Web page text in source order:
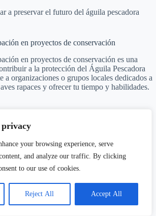
privacy
your browsing experience, serve
and analyze our traffic. By clicking
to our use of cookies.
Reject All Accept All
a preservar el futuro del águila pescadora
en proyectos de conservación
en proyectos de conservación es una
a la protección del Águila Pescadora
a organizaciones o grupos locales dedicados a
rapaces y ofrecer tu tiempo y habilidades.